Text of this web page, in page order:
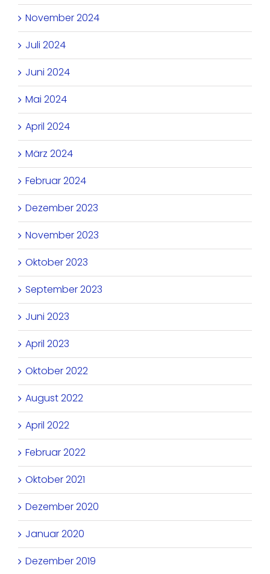
November 2024
Juli 2024
Juni 2024
Mai 2024
April 2024
März 2024
Februar 2024
Dezember 2023
November 2023
Oktober 2023
September 2023
Juni 2023
April 2023
Oktober 2022
August 2022
April 2022
Februar 2022
Oktober 2021
Dezember 2020
Januar 2020
Dezember 2019